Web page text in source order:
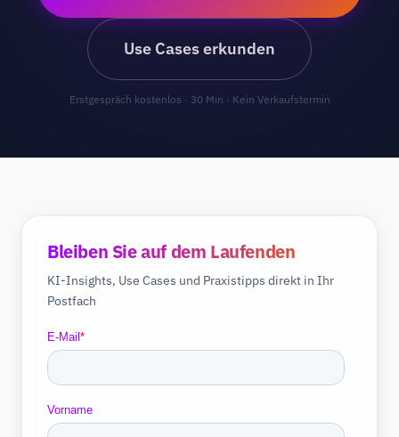
Use Cases erkunden
Erstgespräch kostenlos · 30 Min · Kein Verkaufstermin
Bleiben Sie auf dem Laufenden
KI-Insights, Use Cases und Praxistipps direkt in Ihr
Postfach